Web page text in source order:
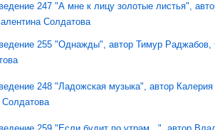
247 "А мне к лицу золотые листья",
Солдатова
255 "Однажды", автор Тимур Раджабов,
248 "Ладожская музыка", автор
Солдатова